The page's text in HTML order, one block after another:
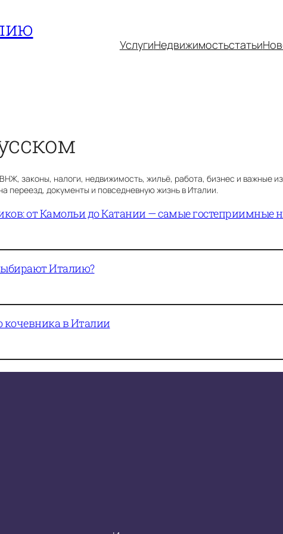
УслугиНедвижимостьстатьи
законы, налоги, недвижимость, жильё, работа, бизнес и важные
переезд, документы и повседневную жизнь в Италии.
от Камольи до Катании — самые гостеприимные
Италию?
кочевника в Италии